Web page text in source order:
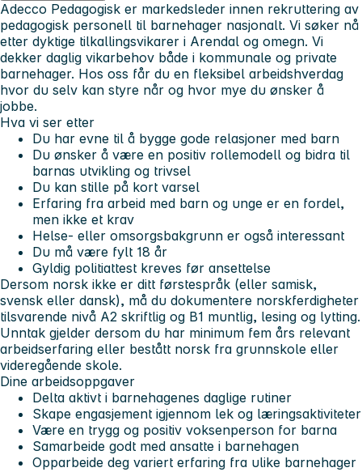
Adecco Pedagogisk er markedsleder innen rekruttering av
pedagogisk personell til barnehager nasjonalt. Vi søker nå
etter dyktige tilkallingsvikarer i Arendal og omegn. Vi
dekker daglig vikarbehov både i kommunale og private
barnehager. Hos oss får du en fleksibel arbeidshverdag
hvor du selv kan styre når og hvor mye du ønsker å
jobbe.
Hva vi ser etter
Du har evne til å bygge gode relasjoner med barn
Du ønsker å være en positiv rollemodell og bidra til
barnas utvikling og trivsel
Du kan stille på kort varsel
Erfaring fra arbeid med barn og unge er en fordel,
men ikke et krav
Helse- eller omsorgsbakgrunn er også interessant
Du må være fylt 18 år
Gyldig politiattest kreves før ansettelse
Dersom norsk ikke er ditt førstespråk (eller samisk,
svensk eller dansk), må du dokumentere norskferdigheter
tilsvarende nivå A2 skriftlig og B1 muntlig, lesing og lytting.
Unntak gjelder dersom du har minimum fem års relevant
arbeidserfaring eller bestått norsk fra grunnskole eller
videregående skole.
Dine arbeidsoppgaver
Delta aktivt i barnehagenes daglige rutiner
Skape engasjement igjennom lek og læringsaktiviteter
Være en trygg og positiv voksenperson for barna
Samarbeide godt med ansatte i barnehagen
Opparbeide deg variert erfaring fra ulike barnehager